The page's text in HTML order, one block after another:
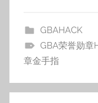
GBAHACK
GBA荣誉勋章
章金手指